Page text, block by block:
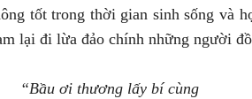
tốt trong thời gian sinh sống và
lại đi lừa đảo chính những người
“Bầu ơi thương lấy bí cùng